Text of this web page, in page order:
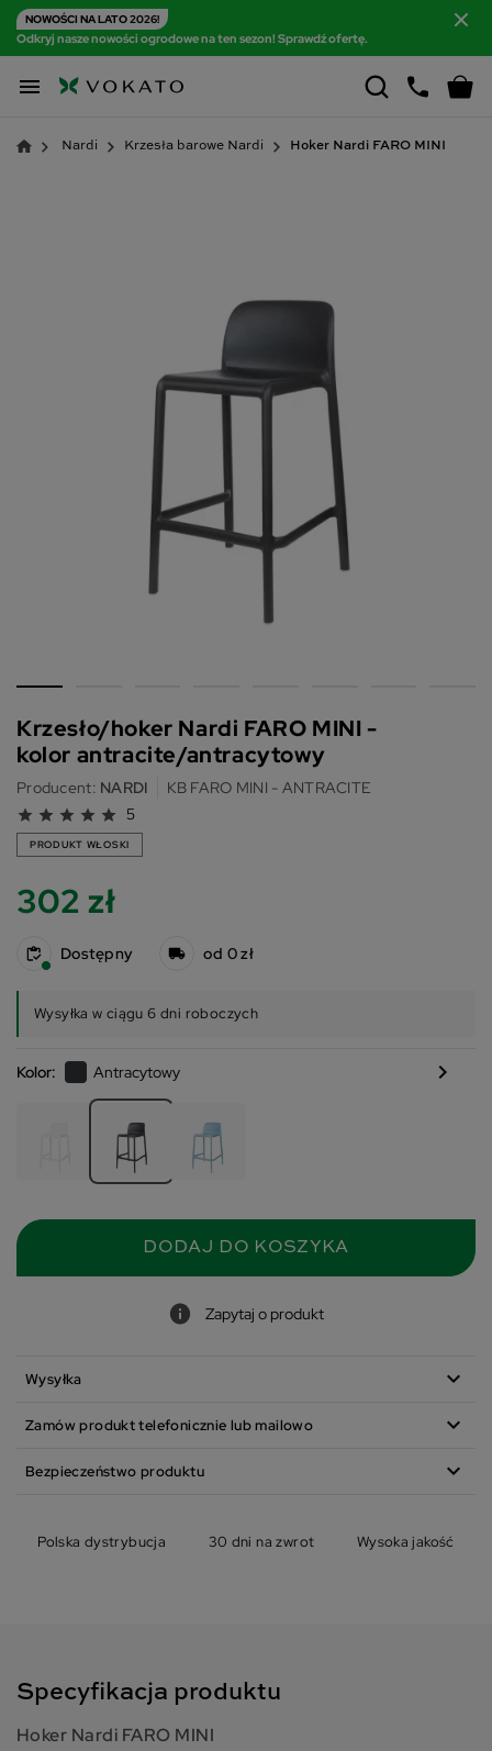
NOWOŚCI NA LATO 2026!
Odkryj nasze nowości ogrodowe na ten sezon! Sprawdź ofertę.

Nardi Krzesła barowe Nardi Hoker Nardi FARO MINI
Krzesło/hoker Nardi FARO MINI -
kolor antracite/antracytowy
Producent: NARDI KB FARO MINI - ANTRACITE
star star star star star 5
PRODUKT WŁOSKI
302 zł
Dostępny od 0 zł
Wysyłka w ciągu 6 dni roboczych
Kolor: Antracytowy chevron_right
DODAJ DO KOSZYKA
Zapytaj o produkt
Wysyłka expand_more
Zamów produkt telefonicznie lub mailowo expand_more
Bezpieczeństwo produktu expand_more
Polska dystrybucja 30 dni na zwrot Wysoka jakość
Specyfikacja produktu
Hoker Nardi FARO MINI